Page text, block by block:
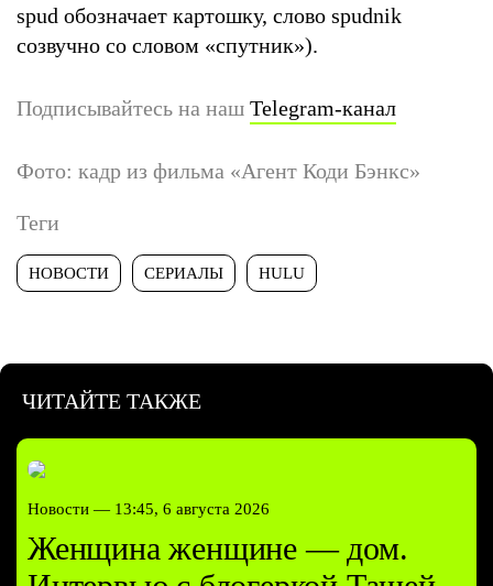
spud обозначает картошку, слово spudnik
созвучно со словом «спутник»).
Подписывайтесь на наш Telegram-канал
Фото: кадр из фильма «Агент Коди Бэнкс»
Теги
НОВОСТИ СЕРИАЛЫ HULU
ЧИТАЙТЕ ТАКЖЕ
Новости — 13:45, 6 августа 2026
Женщина женщине — дом.